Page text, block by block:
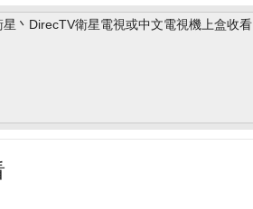
丶DirecTV衛星電視或中文電視機上盒收看